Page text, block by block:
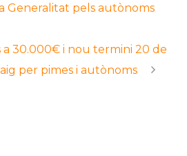
Generalitat pels autònoms
30.000€ i nou termini 20 de
per pimes i autònoms